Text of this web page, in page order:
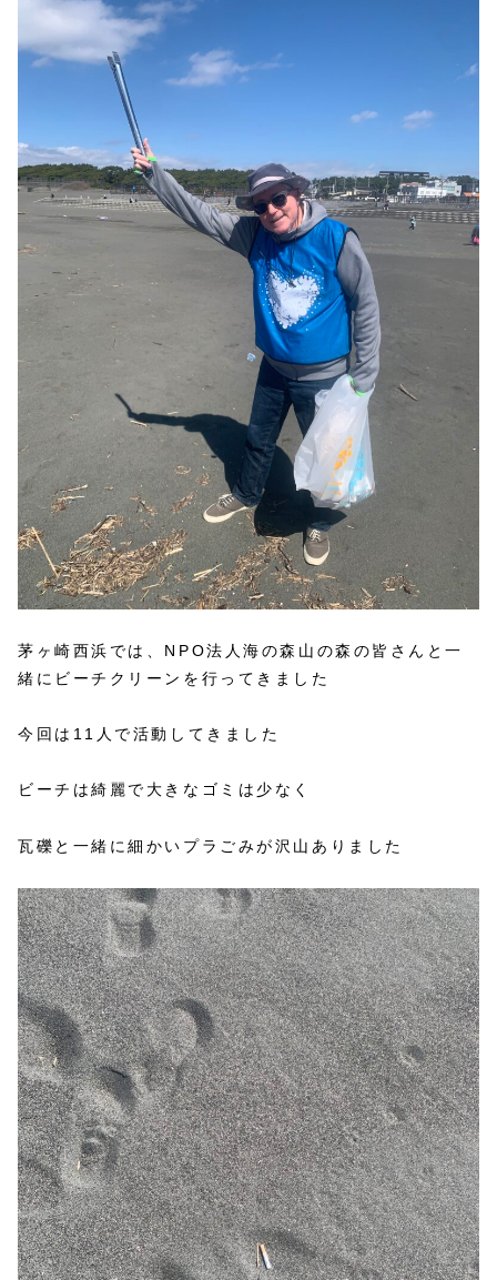
茅ヶ崎西浜では、NPO法人海の森山の森の皆さんと一
緒にビーチクリーンを行ってきました
今回は11人で活動してきました
ビーチは綺麗で大きなゴミは少なく
瓦礫と一緒に細かいプラごみが沢山ありました